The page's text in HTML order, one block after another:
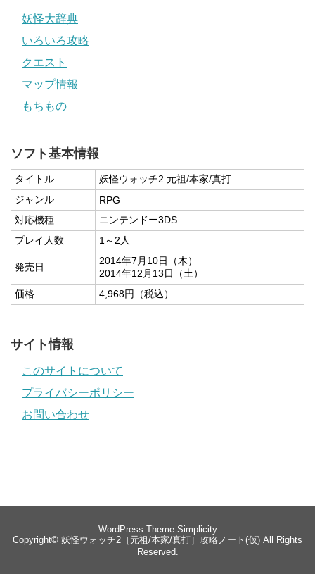
妖怪大辞典
いろいろ攻略
クエスト
マップ情報
もちもの
ソフト基本情報
タイトル
妖怪ウォッチ2 元祖/本家/真打
ジャンル
RPG
対応機種
ニンテンドー3DS
プレイ人数
1～2人
発売日
2014年7月10日（木）
2014年12月13日（土）
価格
4,968円（税込）
サイト情報
このサイトについて
プライバシーポリシー
お問い合わせ
WordPress Theme Simplicity
Copyright© 妖怪ウォッチ2［元祖/本家/真打］攻略ノート(仮) All Rights
Reserved.